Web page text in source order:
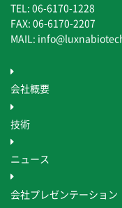
TEL: 06-6170-1228
FAX: 06-6170-2207
MAIL:
会社概要
技術
ニュース
会社プレゼンテーション